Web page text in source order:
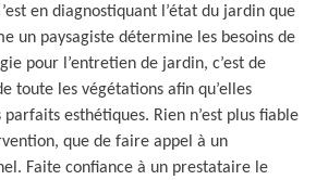
en diagnostiquant l’état du jardin que
un paysagiste détermine les besoins de
pour l’entretien de jardin, c’est de
toute les végétations afin qu’elles
esthétiques. Rien n’est plus fiable
que de faire appel à un
Faite confiance à un prestataire le